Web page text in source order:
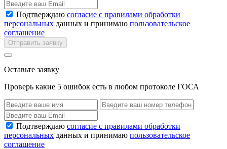
Подтверждаю согласие с правилами обработки
персональных данных и принимаю пользовательское
соглашение
Отправить заявку
Оставьте заявку
Проверь какие 5 ошибок есть в любом протоколе ГОСА
Подтверждаю согласие с правилами обработки
персональных данных и принимаю пользовательское
соглашение